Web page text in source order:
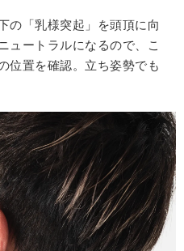
の「乳様突起」を頭頂に向
ュートラルになるので、こ
位置を確認。立ち姿勢でも